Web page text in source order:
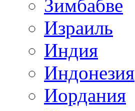
Зимбабве
Израиль
Индия
Индонезия
Иордания